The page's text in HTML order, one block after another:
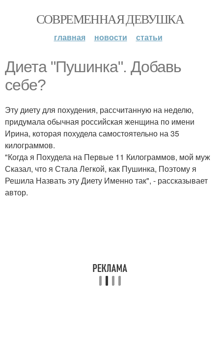
СОВРЕМЕННАЯ ДЕВУШКА
главная новости статьи
Диета "Пушинка". Добавь
себе?
Эту диету для похудения, рассчитанную на неделю,
придумала обычная российская женщина по имени
Ирина, которая похудела самостоятельно на 35
килограммов.
"Когда я Похудела на Первые 11 Килограммов, мой муж
Сказал, что я Стала Легкой, как Пушинка, Поэтому я
Решила Назвать эту Диету Именно так", - рассказывает
автор.